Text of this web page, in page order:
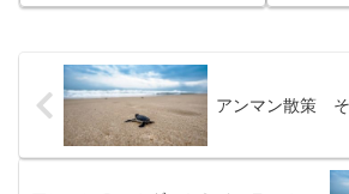
アンマン散策